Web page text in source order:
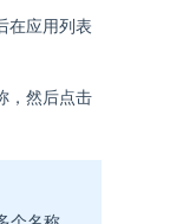
在应用列表
，然后点击